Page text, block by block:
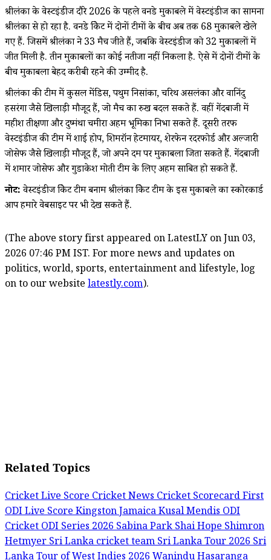
श्रीलंका के वेस्टइंडीज दौरे 2026 के पहले वनडे मुकाबले में वेस्टइंडीज का सामना
श्रीलंका से हो रहा है. वनडे क्रिकेट में दोनों टीमों के बीच अब तक 68 मुकाबले खेले
गए हैं. जिसमें श्रीलंका ने 33 मैच जीते हैं, जबकि वेस्टइंडीज को 32 मुकाबलों में
जीत मिली है. तीन मुकाबलों का कोई नतीजा नहीं निकला है. ऐसे में दोनों टीमों के
बीच मुकाबला बेहद करीबी रहने की उम्मीद है.
श्रीलंका की टीम में कुसल मेंडिस, पथुम निसांका, चरिथ असलंका और वानिंदु
हसरंगा जैसे खिलाड़ी मौजूद हैं, जो मैच का रुख बदल सकते हैं. वहीं गेंदबाजी में
महीश तीक्षणा और दुष्मंथा चमीरा अहम भूमिका निभा सकते हैं. दूसरी तरफ
वेस्टइंडीज की टीम में शाई होप, शिमरॉन हेटमायर, शेरफेन रदरफोर्ड और अल्जारी
जोसेफ जैसे खिलाड़ी मौजूद हैं, जो अपने दम पर मुकाबला जिता सकते हैं. गेंदबाजी
में शमार जोसेफ और गुडाकेश मोती टीम के लिए अहम साबित हो सकते हैं.
नोट:वेस्टइंडीज क्रिकेट टीम बनाम श्रीलंका क्रिकेट टीम के इस मुकाबले का स्कोरकार्ड
आप हमारे वेबसाइट पर भी देख सकते हैं.
(The above story first appeared on LatestLY on Jun 03,
2026 07:46 PM IST. For more news and updates on
politics, world, sports, entertainment and lifestyle, log
on to our website latestly.com).
Related Topics
Cricket Live ScoreCricket NewsCricket ScorecardFirst
ODI Live ScoreKingston JamaicaKusal MendisODI
CricketODI Series 2026Sabina ParkShai HopeShimron
HetmyerSri Lanka cricket teamSri Lanka Tour 2026Sri